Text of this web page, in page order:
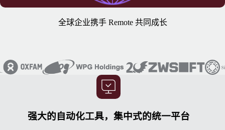
全球企业携手 Remote 共同成长
强大的自动化工具，集中式的统一平台